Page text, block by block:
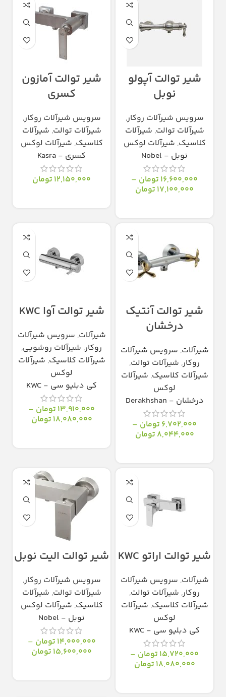
شیر توالت آپولو
نوبل
سرویس شیرآلات روکار,
شیرآلات توالت, شیرآلات
کلاسیک, شیرآلات لوکس
نوبل - Nobel
16,600,000 تومان –
17,100,000 تومان
شیر توالت آمازون
کسری
سرویس شیرآلات روکار,
شیرآلات توالت, شیرآلات
کلاسیک, شیرآلات لوکس
کسری - Kasra
12,150,000 تومان
شیر توالت آنتیک
درخشان
شیرآلات, سرویس شیرآلات
روکار, شیرآلات توالت,
شیرآلات کلاسیک, شیرآلات
لوکس
درخشان - Derakhshan
6,702,000 تومان –
8,044,000 تومان
شیر توالت آوا KWC
شیرآلات, سرویس شیرآلات
روکار, شیرآلات روشویی,
شیرآلات کلاسیک, شیرآلات
لوکس
کی دبلیو سی - KWC
13,910,000 تومان –
18,080,000 تومان
شیر توالت اراتو KWC
شیرآلات, سرویس شیرآلات
روکار, شیرآلات توالت,
شیرآلات کلاسیک, شیرآلات
لوکس
کی دبلیو سی - KWC
15,720,000 تومان –
18,080,000 تومان
شیر توالت الیت نوبل
سرویس شیرآلات روکار,
شیرآلات توالت, شیرآلات
کلاسیک, شیرآلات لوکس
نوبل - Nobel
14,000,000 تومان –
15,600,000 تومان